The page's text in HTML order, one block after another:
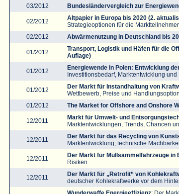
03/2012
Bundesländervergleich zur
02/2012 Altpapier in Europa bis 2020 (2.
Strategieoptionen für die Marktteilnehmer
02/2012
Abwärmenutzung in Deutschland bis
01/2012
Transport, Logistik und Häfen für die
Auflage)
01/2012 Energiewende in Polen: Entwicklung
Investitionsbedarf, Marktentwicklung und
01/2012 Der Markt für Instandhaltung von
Wettbewerb, Preise und
01/2012
The Market for Offshore and Onshore
12/2011 Markt für Umwelt- und
Marktentwicklungen, Trends, Chancen
12/2011 Der Markt für das Recycling von
Marktentwicklung, technische
12/2011 Der Markt für Müllsammelfahrzeuge in
Risiken
12/2011 Der Markt für „Retrofit“ von
deutscher Kohlekraftwerke vor dem